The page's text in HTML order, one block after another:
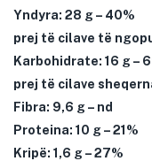
Yndyra: 28 g – 40%
prej të cilave të
Karbohidrate: 16 g –
prej të cilave
Fibra: 9,6 g – nd
Proteina: 10 g – 21%
Kripë: 1,6 g – 27%